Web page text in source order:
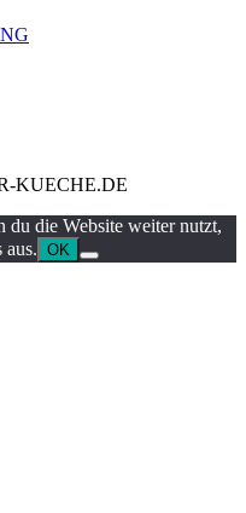
KUECHE.DE
du die Website weiter nutzt,
aus. OK